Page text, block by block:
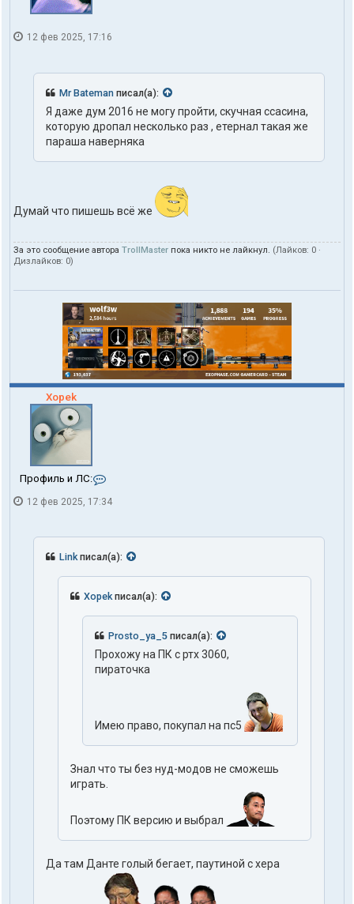
12 фев 2025, 17:16
Mr Bateman писал(а):
Я даже дум 2016 не могу пройти, скучная ссасина,
которую дропал несколько раз , етернал такая же
параша наверняка
Думай что пишешь всё же
За это сообщение автора TrollMaster пока никто не лайкнул. (Лайков: 0 ·
Дизлайков: 0)
Xopek
Профиль и ЛС:
н
к
т
ы
п
о
л
ь
о
в
а
т
X
o
e
12 фев 2025, 17:34
Link писал(а):
Xopek писал(а):
Prosto_ya_5 писал(а):
Прохожу на ПК с ртх 3060,
пираточка
Имею право, покупал на пс5
Знал что ты без нуд-модов не сможешь
играть.
Поэтому ПК версию и выбрал
Да там Данте голый бегает, паутиной с хера